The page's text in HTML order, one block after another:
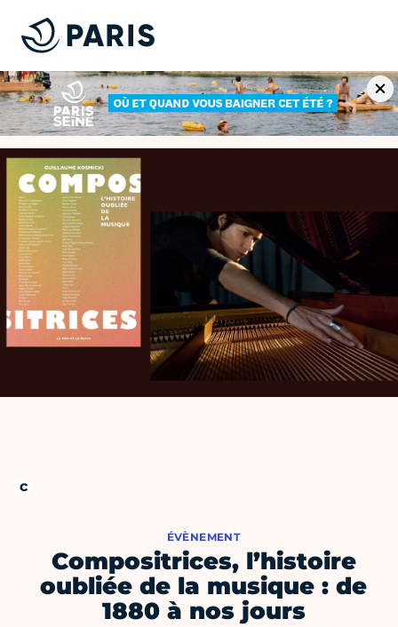
ÉVÈNEMENT
Compositrices, l’histoire
oubliée de la musique : de
1880 à nos jours